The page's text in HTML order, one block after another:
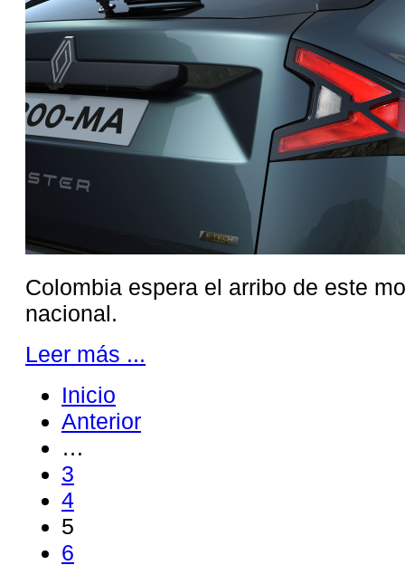
Colombia espera el arribo de este
nacional.
Leer más ...
Inicio
Anterior
…
3
4
5
6